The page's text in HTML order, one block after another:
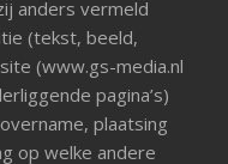
anders vermeld
(tekst, beeld,
(www.gs-media.nl
pagina’s)
plaatsing
op welke andere